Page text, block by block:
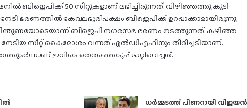
ബിജെപിക്ക് 50 സീറ്റുകളാണ് ലഭിച്ചിരുന്നത്. വിഴിഞ്ഞത്തു കൂടി
നേടി ഭരണത്തില്‍ കേവലഭൂരിപക്ഷം ബിജെപിക്ക് ഉറപ്പാക്കാമായിരുന്നു.
പിന്തുണയോടെയാണ് ബിജെപി നഗരസഭ ഭരണം നടത്തുന്നത്. കഴിഞ്ഞ
സീറ്റ് കൈമോശം വന്നത് എല്‍ഡിഎഫിനും തിരിച്ചടിയാണ്.
ഇവിടെ തെരഞ്ഞെടുപ്പ് മാറ്റിവെച്ചത്.
ധര്‍മ്മടത്ത് പിണറായി വിജയന്‍